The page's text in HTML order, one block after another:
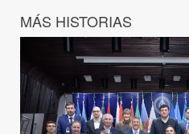
MÁS HISTORIAS